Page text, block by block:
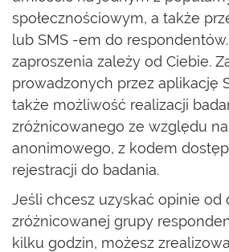
społecznościowym, a także
lub SMS -em do respondentów.
zaproszenia zależy od Ciebie.
prowadzonych przez aplikację
także możliwość realizacji
zróżnicowanego ze względu
anonimowego, z kodem
rejestracji do badania.
Jeśli chcesz uzyskać opinie od
zróżnicowanej grupy
kilku godzin, możesz